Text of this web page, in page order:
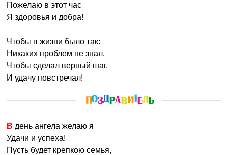
Пожелаю в этот час
Я здоровья и добра!
Чтобы в жизни было так:
Никаких проблем не знал,
Чтобы сделал верный шаг,
И удачу повстречал!
В день ангела желаю я
Удачи и успеха!
Пусть будет крепкою семья,